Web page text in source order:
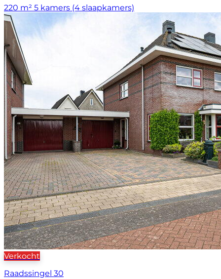
220 m² 5 kamers (4 slaapkamers)
Verkocht
Raadssingel 30